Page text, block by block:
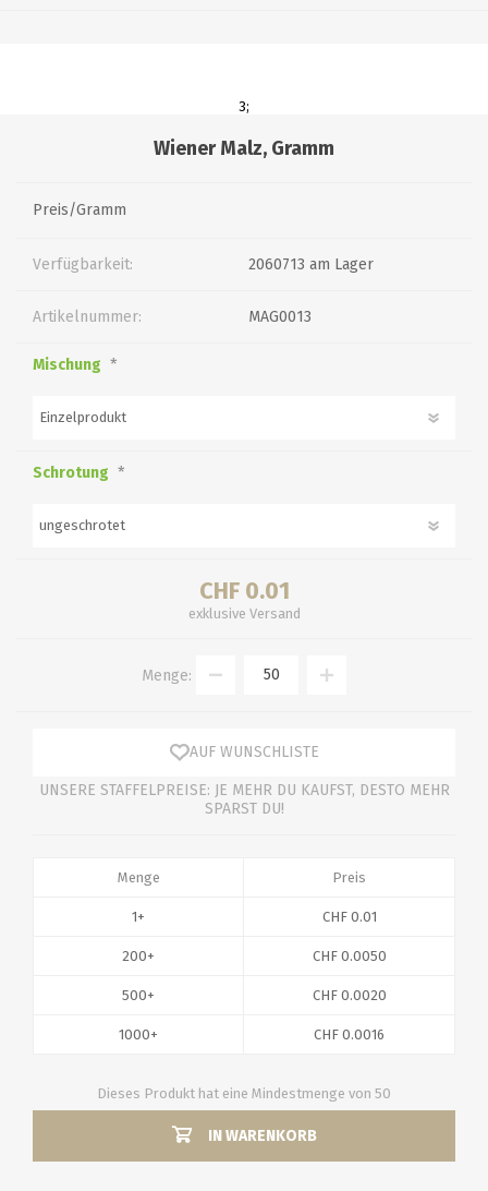
3;
Wiener Malz, Gramm
Preis/Gramm
Verfügbarkeit: 2060713 am Lager
Artikelnummer: MAG0013
Mischung *
Schrotung *
CHF 0.01
exklusive Versand
Menge:
AUF WUNSCHLISTE
UNSERE STAFFELPREISE: JE MEHR DU KAUFST, DESTO MEHR
SPARST DU!
Menge
1+
200+
500+
1000+
Preis
CHF 0.01
CHF 0.0050
CHF 0.0020
CHF 0.0016
Dieses Produkt hat eine Mindestmenge von 50
IN WARENKORB